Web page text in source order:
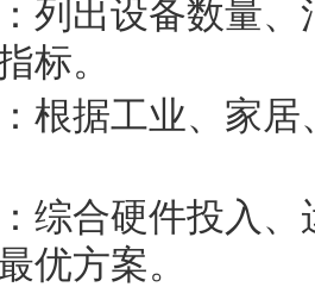
列出设备数量
标。
根据工业、家
综合硬件投入
优方案。